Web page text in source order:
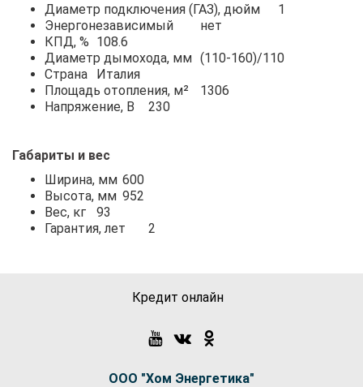
Диаметр подключения (ГАЗ), дюйм
1
Энергонезависимый
нет
КПД, % 108.6
Диаметр дымохода, мм (110-160)/110
Страна
Италия
Площадь отопления, м²
1306
Напряжение, В
230
Габариты и вес
Ширина, мм 600
Высота, мм 952
Вес, кг
93
Гарантия, лет
2
Кредит онлайн
ООО "Хом Энергетика"